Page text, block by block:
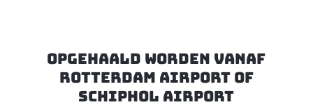
opgehaald worden vanaf
Rotterdam airport of
Schiphol airport